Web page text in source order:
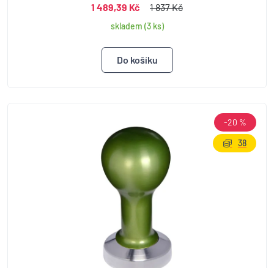
1 489,39 Kč 1 837 Kč
skladem (3 ks)
-20 %
38